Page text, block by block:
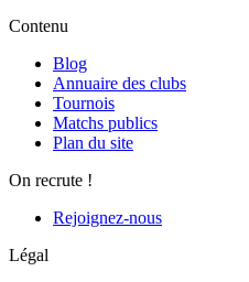
Contenu
Blog
Annuaire des clubs
Tournois
Matchs publics
Plan du site
On recrute !
Rejoignez-nous
Légal